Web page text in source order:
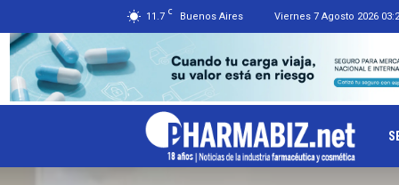
11.7 C Buenos Aires Viernes 7 Agosto 2026